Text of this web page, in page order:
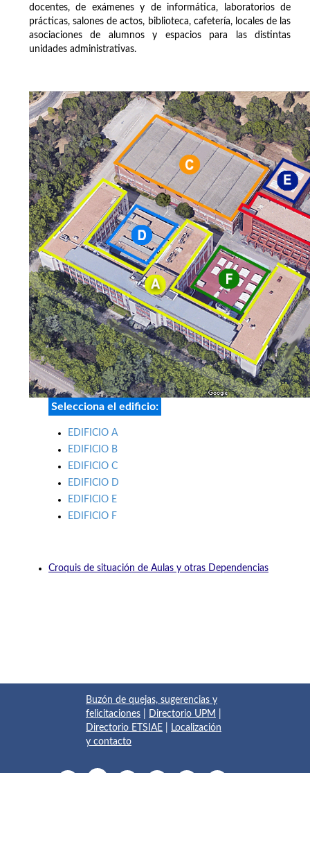
docentes, de exámenes y de informática, laboratorios de
prácticas, salones de actos, biblioteca, cafetería, locales de las
asociaciones de alumnos y espacios para las distintas
unidades administrativas.
Selecciona el edificio:
EDIFICIO A
EDIFICIO B
EDIFICIO C
EDIFICIO D
EDIFICIO E
EDIFICIO F
Croquis de situación de Aulas y otras Dependencias
Buzón de quejas, sugerencias y
felicitaciones
Directorio UPM
Directorio ETSIAE
Localización
y contacto